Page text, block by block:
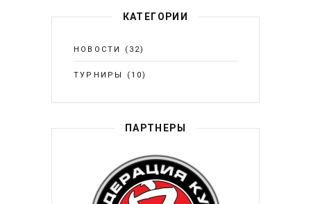
КАТЕГОРИИ
НОВОСТИ (32)
ТУРНИРЫ (10)
ПАРТНЕРЫ